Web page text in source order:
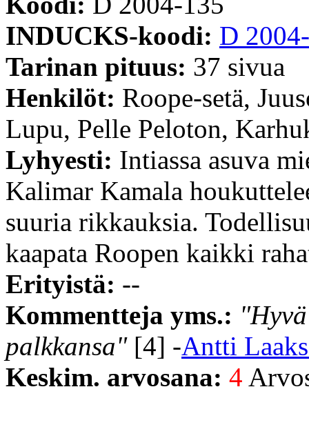
INDUCKS-koodi: D
Tarinan pituus: 37 sivua
Henkilöt: Roope-setä,
Lupu, Pelle Peloton,
Lyhyesti: Intiassa asuva
Kalimar Kamala
suuria rikkauksia.
kaapata Roopen kaikki
Erityistä: --
Kommentteja yms.:
palkkansa"[4] -Antti
Keskim. arvosana: 4